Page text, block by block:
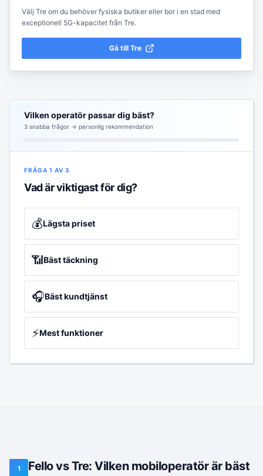
Välj Tre om du behöver fysiska butiker eller bor i en stad med
exceptionell 5G-kapacitet från Tre.
Gå till Tre
Vilken operatör passar dig bäst?
3 snabba frågor → personlig rekommendation
FRÅGA 1 AV 3
Vad är viktigast för dig?
💰Lägsta priset
📶Bäst täckning
🎧Bäst kundtjänst
⚡Mest funktioner
1
Fello vs Tre: Vilken mobiloperatör är bäst